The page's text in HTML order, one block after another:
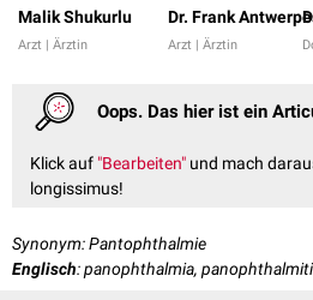
Malik Shukurlu
Arzt | Ärztin
Dr. Frank
Arzt | Ärztin
Oops. Das hier ist ein
Klick auf "Bearbeiten" und mach
longissimus!
Synonym: Pantophthalmie
Englisch: panophthalmia,